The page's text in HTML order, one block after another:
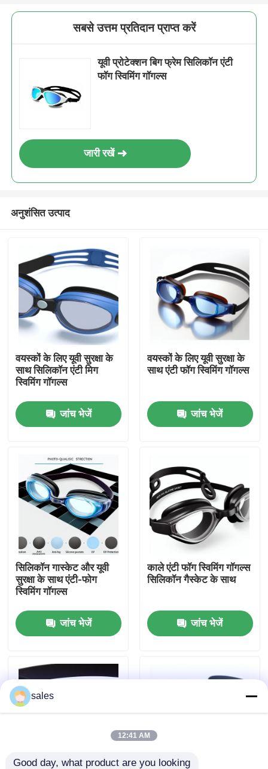
घर
हमारे बारे में
कारखाना भ्रमण
संपर्क करें
समाचार
एक उद्धरण का अनुरोध करें
सुरक्षा चश्मा काले चश्मे
सबसे उत्तम प्रतिदान प्राप्त करें
यूवी प्रोटेक्शन बिग फ्रेम सिलिकॉन एंटी
फॉग स्विमिंग गॉगल्स
जारी रखें
अनुशंसित उत्पाद
वयस्कों के लिए यूवी सुरक्षा के
साथ सिलिकॉन एंटी मिग
स्विमिंग गॉगल्स
जांच भेजें
वयस्कों के लिए यूवी सुरक्षा के
साथ एंटी फॉग स्विमिंग गॉगल्स
जांच भेजें
सिलिकॉन गास्केट और यूवी
सुरक्षा के साथ एंटी-फोग
स्विमिंग गॉगल्स
जांच भेजें
काले एंटी फॉग स्विमिंग गॉगल्स
सिलिकॉन गैस्केट के साथ
जांच भेजें
sales
12:41 AM
Good day, what product are you looking